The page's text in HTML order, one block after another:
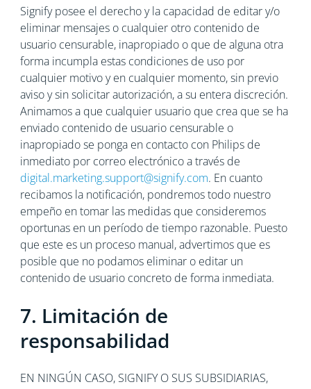
Signify posee el derecho y la capacidad de editar y/o
eliminar mensajes o cualquier otro contenido de
usuario censurable, inapropiado o que de alguna otra
forma incumpla estas condiciones de uso por
cualquier motivo y en cualquier momento, sin previo
aviso y sin solicitar autorización, a su entera discreción.
Animamos a que cualquier usuario que crea que se ha
enviado contenido de usuario censurable o
inapropiado se ponga en contacto con Philips de
inmediato por correo electrónico a través de
digital.marketing.support@signify.com. En cuanto
recibamos la notificación, pondremos todo nuestro
empeño en tomar las medidas que consideremos
oportunas en un período de tiempo razonable. Puesto
que este es un proceso manual, advertimos que es
posible que no podamos eliminar o editar un
contenido de usuario concreto de forma inmediata.
7. Limitación de
responsabilidad
EN NINGÚN CASO, SIGNIFY O SUS SUBSIDIARIAS,